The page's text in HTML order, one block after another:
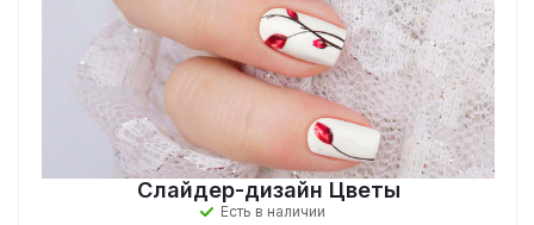
Слайдер-дизайн Цветы
Есть в наличии